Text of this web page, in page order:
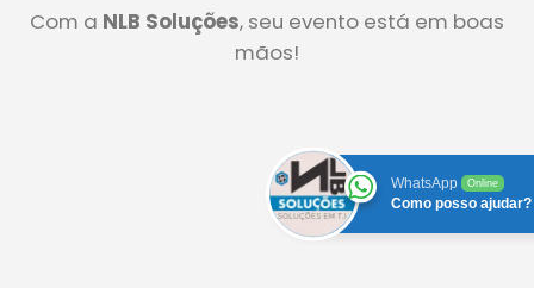
Com a NLB Soluções, seu evento está em boas
mãos!
WhatsApp Online
Como posso ajudar?